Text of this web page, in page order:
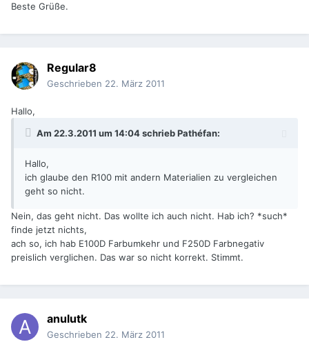
Beste Grüße.
Regular8
Geschrieben 22. März 2011
Hallo,
Am 22.3.2011 um 14:04 schrieb Pathéfan:
Hallo,
ich glaube den R100 mit andern Materialien zu vergleichen
geht so nicht.
Nein, das geht nicht. Das wollte ich auch nicht. Hab ich? *such*
finde jetzt nichts,
ach so, ich hab E100D Farbumkehr und F250D Farbnegativ
preislich verglichen. Das war so nicht korrekt. Stimmt.
anulutk
Geschrieben 22. März 2011